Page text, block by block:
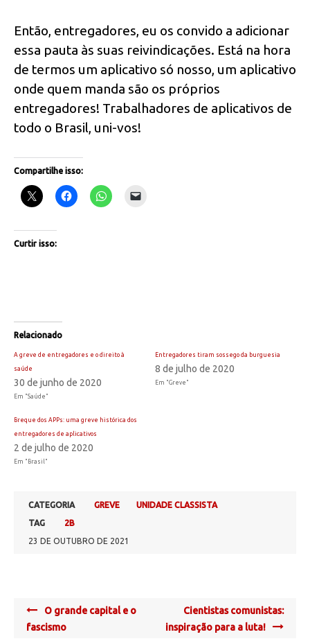
Então, entregadores, eu os convido a adicionar
essa pauta às suas reivindicações. Está na hora
de termos um aplicativo só nosso, um aplicativo
onde quem manda são os próprios
entregadores! Trabalhadores de aplicativos de
todo o Brasil, uni-vos!
Compartilhe isso:
Curtir isso:
Relacionado
A greve de entregadores e o direito à
saúde
30 de junho de 2020
Em "Saúde"
Entregadores tiram sossego da burguesia
8 de julho de 2020
Em "Greve"
Breque dos APPs: uma greve histórica dos
entregadores de aplicativos
2 de julho de 2020
Em "Brasil"
CATEGORIA GREVE
UNIDADE CLASSISTA
TAG
2B
23 DE OUTUBRO DE 2021
Post
navigation
O grande capital e o
fascismo
Cientistas comunistas:
inspiração para a luta!